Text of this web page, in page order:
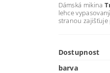
Dámská mikina
lehce
stranou zajišťuje
Dostupnost
barva